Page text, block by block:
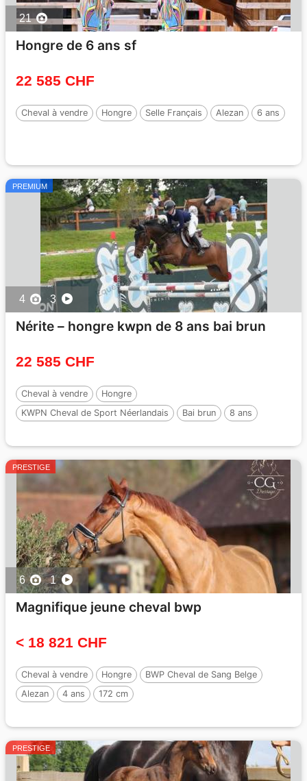
21
Hongre de 6 ans sf
22 585 CHF
Cheval à vendre Hongre Selle Français Alezan 6 ans
PREMIUM
4 3
Nérite – hongre kwpn de 8 ans bai brun
22 585 CHF
Cheval à vendre
Hongre
KWPN Cheval de Sport Néerlandais
Bai brun
8 ans
PRESTIGE
6 1
Magnifique jeune cheval bwp
< 18 821 CHF
Cheval à vendre Hongre
BWP Cheval de Sang Belge
Alezan
4 ans
172 cm
PRESTIGE